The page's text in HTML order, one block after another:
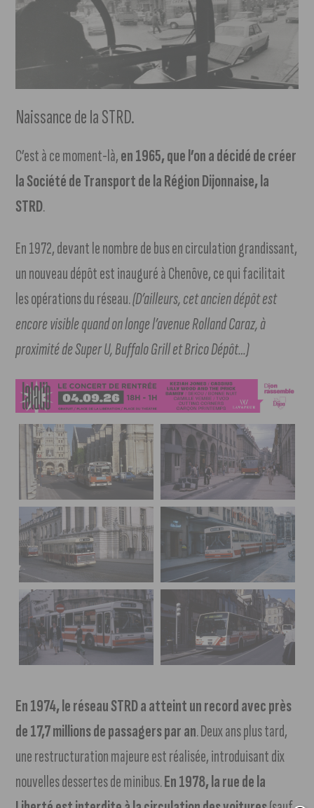
Naissance de la STRD.
C’est à ce moment-là,en 1965, que l’on a décidé de créer
la Société de Transport de la Région Dijonnaise, la
STRD.
En 1972, devant le nombre de bus en circulation grandissant,
un nouveau dépôt est inauguré à Chenôve, ce qui facilitait
les opérations du réseau.(D’ailleurs, cet ancien dépôt est
encore visible quand on longe l’avenue Rolland Caraz, à
proximité de Super U, Buffalo Grill et Brico Dépôt…)
En 1974, le réseau STRD a atteint un record avec près
de 17,7 millions de passagers par an. Deux ans plus tard,
une restructuration majeure est réalisée, introduisant dix
nouvelles dessertes de minibus.En 1978, la rue de la